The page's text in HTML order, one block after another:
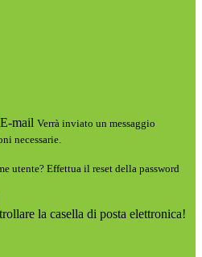
E-mail Verrà inviato un messaggio
necessarie.
utente? Effettua il reset della password
la casella di posta elettronica!